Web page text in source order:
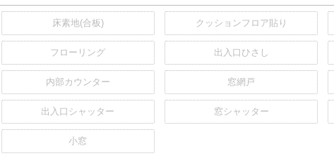
床素地(合板) クッションフロア貼り
フローリング 出入口ひさし
内部カウンター 窓網戸
出入口シャッター 窓シャッター
小窓